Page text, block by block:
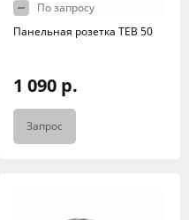
По запросу
Панельная розетка TEB 50
1 090 р.
Запрос